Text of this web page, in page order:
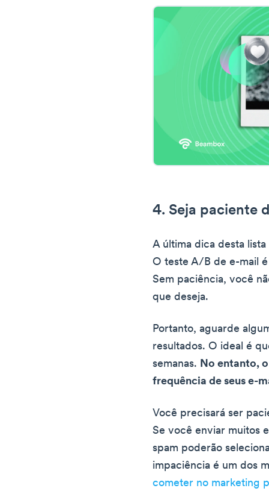
4. Seja paciente
A última dica desta
O teste A/B de e-mail
Sem paciência, você
que deseja.
Portanto, aguarde
resultados. O ideal é
semanas. No entanto,
frequência de seus e-
Você precisará ser
Se você enviar muitos
spam poderão
impaciência é um dos
cometer no marketing